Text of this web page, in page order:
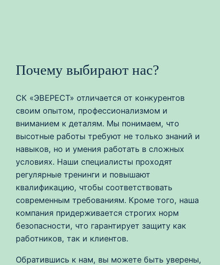
Почему выбирают нас?
СК «ЭВЕРЕСТ» отличается от конкурентов
своим опытом, профессионализмом и
вниманием к деталям. Мы понимаем, что
высотные работы требуют не только знаний и
навыков, но и умения работать в сложных
условиях. Наши специалисты проходят
регулярные тренинги и повышают
квалификацию, чтобы соответствовать
современным требованиям. Кроме того, наша
компания придерживается строгих норм
безопасности, что гарантирует защиту как
работников, так и клиентов.
Обратившись к нам, вы можете быть уверены,